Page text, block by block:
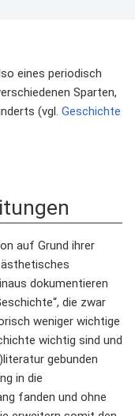
eines periodisch
Sparten,
(vgl. Geschichte
auf Grund ihrer
dokumentieren
die zwar
weniger wichtige
wichtig sind und
gebunden
in die
fanden und ohne